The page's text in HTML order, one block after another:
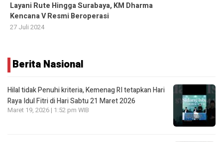
Layani Rute Hingga Surabaya, KM Dharma
Kencana V Resmi Beroperasi
27 Juli 2024
Berita Nasional
Hilal tidak Penuhi kriteria, Kemenag RI tetapkan Hari
Raya Idul Fitri di Hari Sabtu 21 Maret 2026
Maret 19, 2026 | 1:52 pm WIB